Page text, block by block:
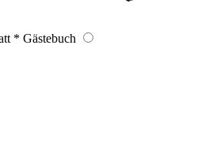
* Gästebuch